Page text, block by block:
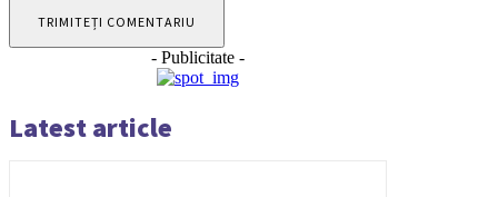
- Publicitate -
Latest article